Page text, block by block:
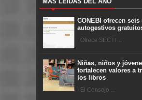
CONEBI ofrecen seis
autogestivos
Ofrece SECTI ...
Niñas, niños y
fortalecen valores a
los libros
El Consejo ...